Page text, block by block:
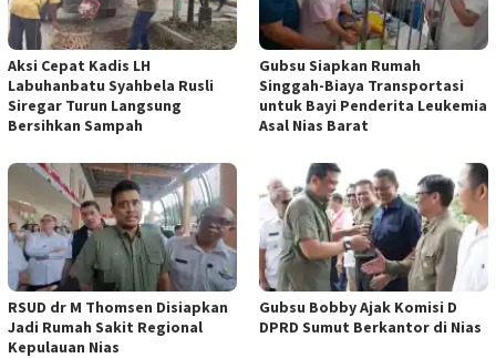
Aksi Cepat Kadis LH
Labuhanbatu Syahbela Rusli
Siregar Turun Langsung
Bersihkan Sampah
Gubsu Siapkan Rumah
Singgah-Biaya Transportasi
untuk Bayi Penderita Leukemia
Asal Nias Barat
RSUD dr M Thomsen Disiapkan
Jadi Rumah Sakit Regional
Kepulauan Nias
Gubsu Bobby Ajak Komisi D
DPRD Sumut Berkantor di Nias